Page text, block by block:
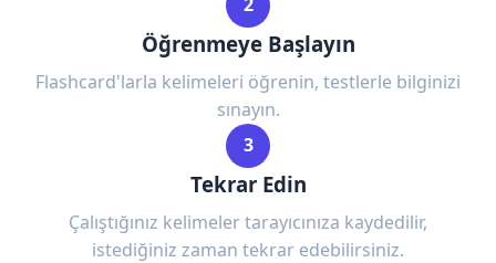
Öğrenmeye Başlayın
Flashcard'larla kelimeleri öğrenin, testlerle bilginizi
sınayın.
3
Tekrar Edin
Çalıştığınız kelimeler tarayıcınıza kaydedilir,
istediğiniz zaman tekrar edebilirsiniz.